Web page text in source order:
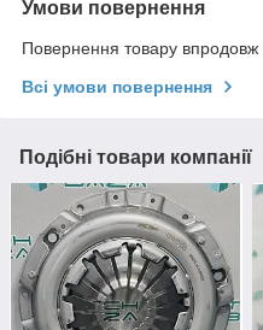
Умови повернення
Повернення товару впродовж
Всі умови повернення
Подібні товари компанії